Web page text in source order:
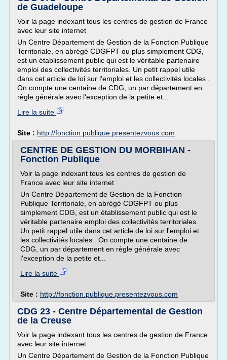
de Guadeloupe
Voir la page indexant tous les centres de gestion de France
avec leur site internet
Un Centre Département de Gestion de la Fonction Publique
Territoriale, en abrégé CDGFPT ou plus simplement CDG,
est un établissement public qui est le véritable partenaire
emploi des collectivités territoriales. Un petit rappel utile
dans cet article de loi sur l'emploi et les collectivités locales .
On compte une centaine de CDG, un par département en
règle générale avec l'exception de la petite et...
Lire la suite
Site : http://fonction.publique.presentezvous.com
CENTRE DE GESTION DU MORBIHAN -
Fonction Publique
Voir la page indexant tous les centres de gestion de
France avec leur site internet
Un Centre Département de Gestion de la Fonction
Publique Territoriale, en abrégé CDGFPT ou plus
simplement CDG, est un établissement public qui est le
véritable partenaire emploi des collectivités territoriales.
Un petit rappel utile dans cet article de loi sur l'emploi et
les collectivités locales . On compte une centaine de
CDG, un par département en règle générale avec
l'exception de la petite et...
Lire la suite
Site : http://fonction.publique.presentezvous.com
CDG 23 - Centre Départemental de Gestion
de la Creuse
Voir la page indexant tous les centres de gestion de France
avec leur site internet
Un Centre Département de Gestion de la Fonction Publique